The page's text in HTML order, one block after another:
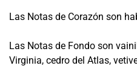
Las Notas de Corazón son
Las Notas de Fondo son
Virginia, cedro del Atlas,